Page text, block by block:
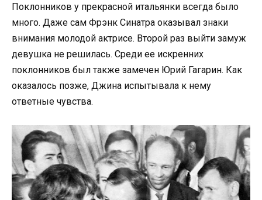
Поклонников у прекрасной итальянки всегда было
много. Даже сам Фрэнк Синатра оказывал знаки
внимания молодой актрисе. Второй раз выйти замуж
девушка не решилась. Среди ее искренних
поклонников был также замечен Юрий Гагарин. Как
оказалось позже, Джина испытывала к нему
ответные чувства.